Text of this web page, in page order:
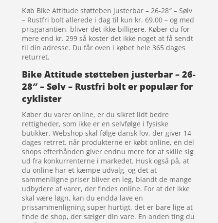
Køb Bike Attitude støtteben justerbar – 26-28″ – Sølv
– Rustfri bolt allerede i dag til kun kr. 69.00 – og med
prisgarantien, bliver det ikke billigere. Køber du for
mere end kr. 299 så koster det ikke noget at få sendt
til din adresse. Du får oven i købet hele 365 dages
returret.
Bike Attitude støtteben justerbar – 26-
28″ – Sølv – Rustfri bolt er populær for
cyklister
Køber du varer online, er du sikret lidt bedre
rettigheder, som ikke er en selvfølge i fysiske
butikker. Webshop skal følge dansk lov, der giver 14
dages retrret. når produkterne er købt online, en del
shops efterhånden giver endnu mere for at skille sig
ud fra konkurrenterne i markedet. Husk også på, at
du online har et kæmpe udvalg, og det at
sammenlligne priser bliver en leg, blandt de mange
udbydere af varer, der findes online. For at det ikke
skal være løgn, kan du endda lave en
prissammenligning super hurtigt, det er bare lige at
finde de shop, der sælger din vare. En anden ting du